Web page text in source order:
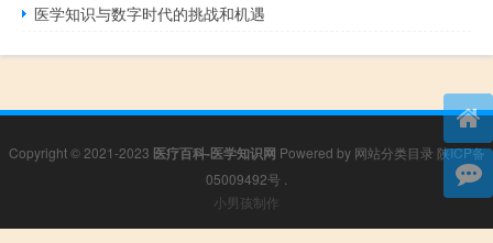
医学知识与数字时代的挑战和机遇
Copyright © 2021-2023 医疗百科-医学知识网 Powered by 网站分类目录 陕ICP备
05009492号
小男孩制作